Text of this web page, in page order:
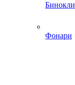
Бинокли
Фонари